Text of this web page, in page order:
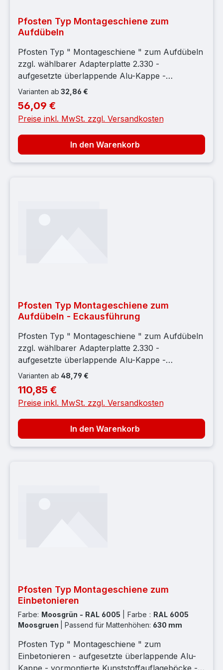
Pfosten Typ Montageschiene zum
Aufdübeln
Pfosten Typ " Montageschiene " zum Aufdübeln
zzgl. wählbarer Adapterplatte 2.330 -
aufgesetzte überlappende Alu-Kappe -
vormontierte Kunststoffauflageböcke - vorderer
Abschluss mit durchgehender Montageschiene -
Edelstahlschraube M8x40mm, grobes Gewinde -
Hinweis:- Der Pfosten ist für die jeweilige
Gittermattenlänge bereits werkseitig gekürzt. - Im
Preis sind keine Adapterplatten inbegriffen -
Varianten ab 32,86 €
Regulärer Preis:
56,09 €
Preise inkl. MwSt. zzgl. Versandkosten
In den Warenkorb
Pfosten Typ Montageschiene zum
Aufdübeln - Eckausführung
Pfosten Typ " Montageschiene " zum Aufdübeln
zzgl. wählbarer Adapterplatte 2.330 -
aufgesetzte überlappende Alu-Kappe -
vormontierte Kunststoffauflageböcke - vorderer
Abschluss mit durchgehender Montageschiene -
Edelstahlschraube M8x40mm, grobes Gewinde -
Hinweis:- Der Pfosten ist für die jeweilige
Gittermattenlänge bereits werkseitig gekürzt. - Im
Preis sind keine Adapterplatten inbegriffen -
Varianten ab 48,79 €
Regulärer Preis:
110,85 €
Preise inkl. MwSt. zzgl. Versandkosten
In den Warenkorb
Pfosten Typ Montageschiene zum
Einbetonieren
Farbe: Moosgrün - RAL 6005 Farbe : RAL 6005
Moosgruen
Passend für Mattenhöhen: 630 mm
Pfosten Typ " Montageschiene " zum
Einbetonieren - aufgesetzte überlappende Alu-
Kappe - vormontierte Kunststoffauflageböcke -